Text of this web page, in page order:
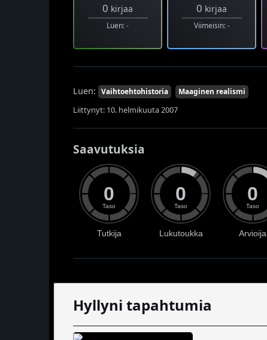
0 kirjaa
Luen: -
0 kirjaa
Viimeisin: -
Luen: Vaihtoehtohistoria Maaginen realismi
Liittynyt: 10. helmikuuta 2007
Saavutuksia
0
Taso
Tutkija
0
Taso
Lukutoukka
0
Taso
Arvioija
Hyllyni tapahtumia